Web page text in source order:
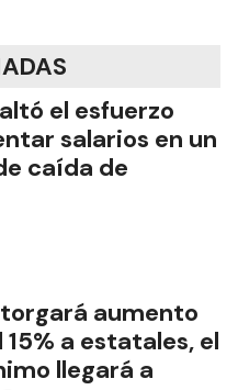
el esfuerzo
salarios en un
caída de
aumento
a estatales, el
llegará a